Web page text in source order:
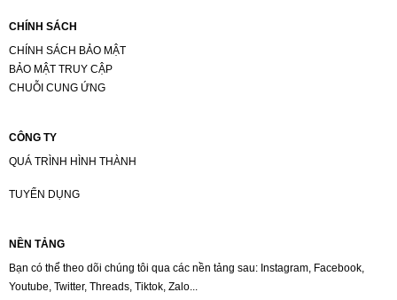
CHÍNH SÁCH
CHÍNH SÁCH BẢO MẬT
BẢO MẬT TRUY CẬP
CHUỖI CUNG ỨNG
CÔNG TY
QUÁ TRÌNH HÌNH THÀNH
TUYỂN DỤNG
NỀN TẢNG
Bạn có thể theo dõi chúng tôi qua các nền tảng sau: Instagram, Facebook,
Youtube, Twitter, Threads, Tiktok, Zalo...